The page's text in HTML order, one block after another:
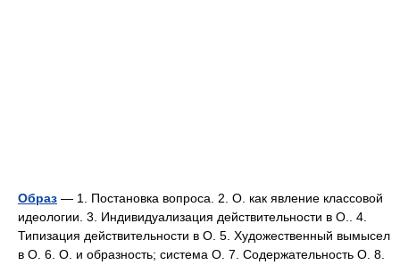
Образ — 1. Постановка вопроса. 2. О. как явление классовой
идеологии. 3. Индивидуализация действительности в О.. 4.
Типизация действительности в О. 5. Художественный вымысел
в О. 6. О. и образность; система О. 7. Содержательность О. 8.